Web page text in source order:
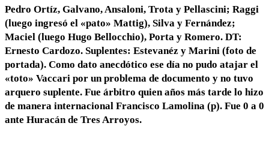
Pedro Ortíz, Galvano, Ansaloni, Trota y Pellascini; Raggi
(luego ingresó el «pato» Mattig), Silva y Fernández;
Maciel (luego Hugo Bellocchio), Porta y Romero. DT:
Ernesto Cardozo. Suplentes: Estevanéz y Marini (foto de
portada). Como dato anecdótico ese día no pudo atajar el
«toto» Vaccari por un problema de documento y no tuvo
arquero suplente. Fue árbitro quien años más tarde lo hizo
de manera internacional Francisco Lamolina (p). Fue 0 a 0
ante Huracán de Tres Arroyos.